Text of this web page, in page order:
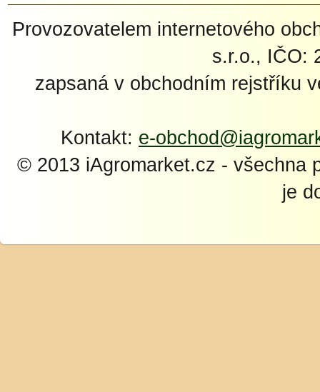
Provozovatelem internetového
s.r.o., IČO:
zapsaná v obchodním rejstříku
Kontakt: e-
© 2013 iAgromarket.cz - všechna
je